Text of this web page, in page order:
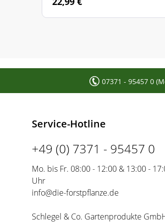
07371 - 95457 0
Service-Hotline
+49 (0) 7371 - 95457 0
Mo. bis Fr. 08:00 - 12:00 & 13:00 -
Uhr
info@die-forstpflanze.de
Schlegel & Co. Gartenprodukte